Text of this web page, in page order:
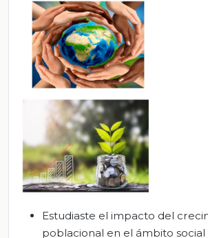
Estudiaste el impacto del
poblacional en el ámbito social